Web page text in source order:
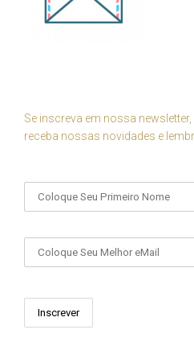
Se inscreva em nossa newsletter,
receba nossas novidades e